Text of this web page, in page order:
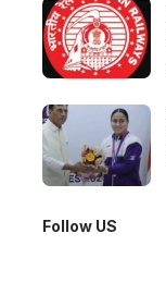
Follow US